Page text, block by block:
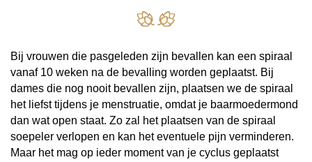
Bij vrouwen die pasgeleden zijn bevallen kan een spiraal
vanaf 10 weken na de bevalling worden geplaatst. Bij
dames die nog nooit bevallen zijn, plaatsen we de spiraal
het liefst tijdens je menstruatie, omdat je baarmoedermond
dan wat open staat. Zo zal het plaatsen van de spiraal
soepeler verlopen en kan het eventuele pijn verminderen.
Maar het mag op ieder moment van je cyclus geplaatst